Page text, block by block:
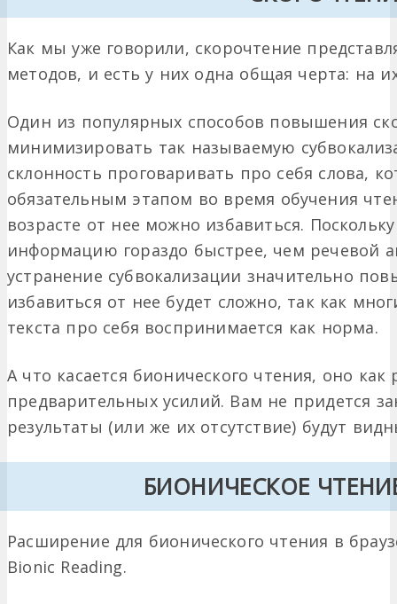
Как мы уже говорили, скорочтение
методов, и есть у них одна общая черта: на
Один из популярных способов повышения
минимизировать так называемую
склонность проговаривать про себя слова,
обязательным этапом во время обучения
возрасте от нее можно избавиться.
информацию гораздо быстрее, чем речевой
устранение субвокализации значительно
избавиться от нее будет сложно, так как
текста про себя воспринимается как норма.
А что касается бионического чтения, оно как
предварительных усилий. Вам не придется
результаты (или же их отсутствие) будут
БИОНИЧЕСКОЕ ЧТЕНИЕ
Расширение для бионического чтения в
Bionic Reading.